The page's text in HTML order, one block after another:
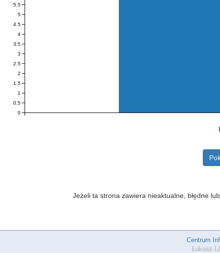
0
0.5
1
1.5
2
2.5
3
3.5
4
4.5
5
5.5
Jeżeli ta strona zawiera nieaktualne, błędne
Centrum
Łukasz